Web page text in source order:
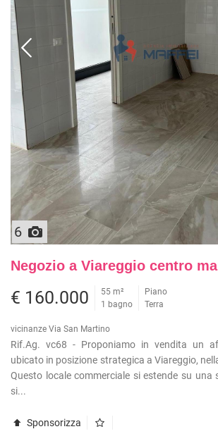
6
Negozio a Viareggio centro
€ 160.000
55 m²
1 bagno
Piano
Terra
vicinanze Via San Martino
Rif.Ag. vc68 - Proponiamo in vendita un
ubicato in posizione strategica a Viareggio,
Questo locale commerciale si estende su una
si...
Sponsorizza